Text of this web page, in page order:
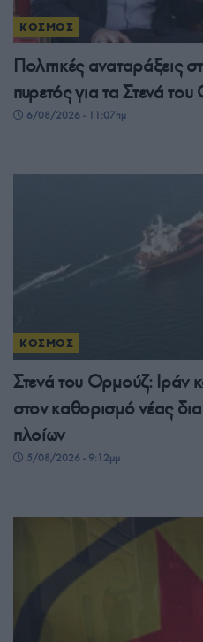
ΚΟΣΜΟΣ
Πολιτικές αναταράξεις
πυρετός για τα Στενά
6/08/2026 - 11:07πμ
ΚΟΣΜΟΣ
Στενά του Ορμούζ: Ιράν
στον καθορισμό νέας
πλοίων
5/08/2026 - 9:12μμ